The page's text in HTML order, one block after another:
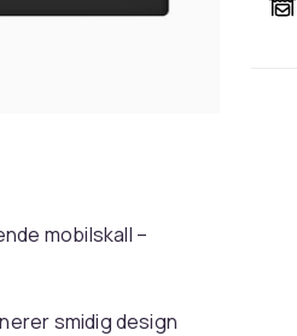
mobilskall –
smidig design